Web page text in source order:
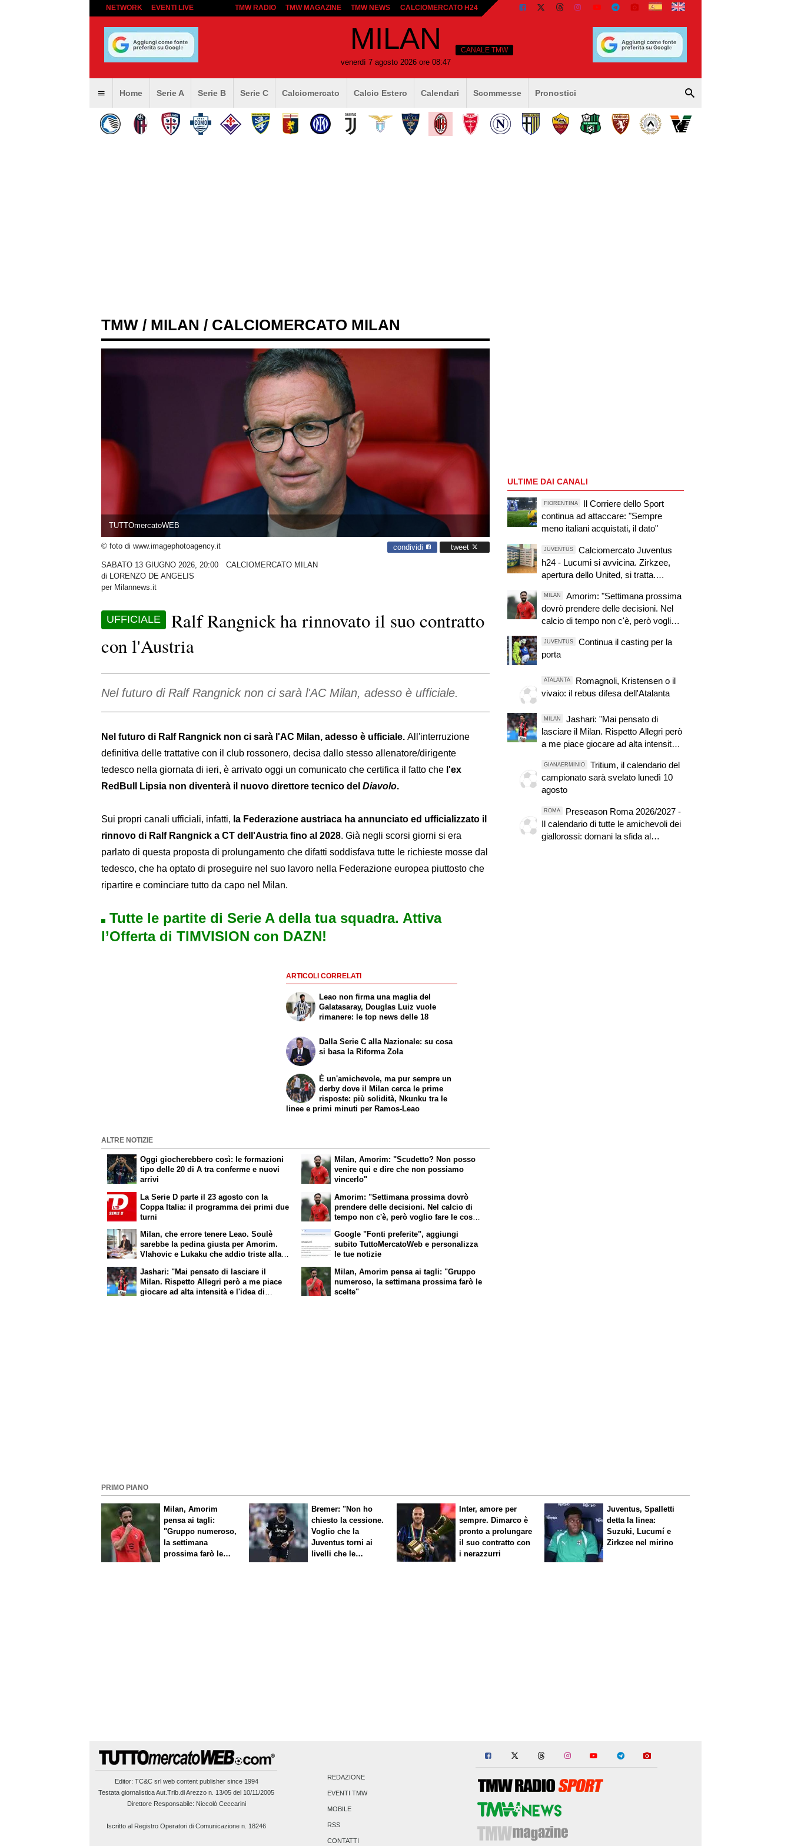
NETWORK EVENTI LIVE TMW RADIO TMW MAGAZINE TMW NEWS CALCIOMERCATO H24
MILAN
venerdì 7 agosto 2026 ore 08:47
CANALE TMW
Home Serie A Serie B Serie C Calciomercato Calcio Estero Calendari Scommesse Pronostici
TMW / MILAN / CALCIOMERCATO MILAN
TUTTOmercatoWEB
© foto di www.imagephotoagency.it condividi tweet
SABATO 13 GIUGNO 2026, 20:00
CALCIOMERCATO MILAN
di LORENZO DE ANGELIS
per Milannews.it
UFFICIALE
Ralf Rangnick ha rinnovato il suo contratto
con l'Austria
Nel futuro di Ralf Rangnick non ci sarà l'AC Milan, adesso è ufficiale.
Nel futuro di Ralf Rangnick non ci sarà l'AC Milan, adesso è ufficiale. All'interruzione
definitiva delle trattative con il club rossonero, decisa dallo stesso allenatore/dirigente
tedesco nella giornata di ieri, è arrivato oggi un comunicato che certifica il fatto che l'ex
RedBull Lipsia non diventerà il nuovo direttore tecnico del Diavolo.
Sui propri canali ufficiali, infatti, la Federazione austriaca ha annunciato ed ufficializzato il
rinnovo di Ralf Rangnick a CT dell'Austria fino al 2028. Già negli scorsi giorni si era
parlato di questa proposta di prolungamento che difatti soddisfava tutte le richieste mosse dal
tedesco, che ha optato di proseguire nel suo lavoro nella Federazione europea piuttosto che
ripartire e cominciare tutto da capo nel Milan.
Tutte le partite di Serie A della tua squadra. Attiva
l’Offerta di TIMVISION con DAZN!
ARTICOLI CORRELATI
Leao non firma una maglia del
Galatasaray, Douglas Luiz vuole
rimanere: le top news delle 18
Dalla Serie C alla Nazionale: su cosa
si basa la Riforma Zola
È un'amichevole, ma pur sempre un
derby dove il Milan cerca le prime
risposte: più solidità, Nkunku tra le
linee e primi minuti per Ramos-Leao
ALTRE NOTIZIE
Oggi giocherebbero così: le formazioni
tipo delle 20 di A tra conferme e nuovi
arrivi
La Serie D parte il 23 agosto con la
Coppa Italia: il programma dei primi due
turni
Milan, Amorim: "Scudetto? Non posso
venire qui e dire che non possiamo
vincerlo"
Amorim: "Settimana prossima dovrò
prendere delle decisioni. Nel calcio di
tempo non c'è, però voglio fare le cose
Milan, che errore tenere Leao. Soulè
sarebbe la pedina giusta per Amorim.
Vlahovic e Lukaku che addio triste alla
dell’Inter. Cosa chiedo a Zola
Jashari: "Mai pensato di lasciare il
Milan. Rispetto Allegri però a me piace
giocare ad alta intensità e l'idea di
Google "Fonti preferite", aggiungi
subito TuttoMercatoWeb e personalizza
le tue notizie
Milan, Amorim pensa ai tagli: "Gruppo
numeroso, la settimana prossima farò le
scelte"
ULTIME DAI CANALI
FIORENTINA
Il Corriere dello Sport
continua ad attaccare: "Sempre
meno italiani acquistati, il dato"
JUVENTUS
Calciomercato Juventus
h24 - Lucumi si avvicina. Zirkzee,
apertura dello United, si tratta.
MILAN
Amorim: "Settimana prossima
dovrò prendere delle decisioni. Nel
calcio di tempo non c'è, però voglio
giusto"
JUVENTUS
Continua il casting per la
porta
ATALANTA
Romagnoli, Kristensen o il
vivaio: il rebus difesa dell'Atalanta
MILAN
Jashari: "Mai pensato di
lasciare il Milan. Rispetto Allegri però
a me piace giocare ad alta intensità e
sensazioni"
GIANAERMINIO
Tritium, il calendario del
campionato sarà svelato lunedì 10
agosto
ROMA
Preseason Roma 2026/2027 -
Il calendario di tutte le amichevoli dei
giallorossi: domani la sfida al
PRIMO PIANO
Milan, Amorim
pensa ai tagli:
"Gruppo numeroso,
la settimana
prossima farò le
Bremer: "Non ho
chiesto la cessione.
Voglio che la
Juventus torni ai
livelli che le
Inter, amore per
sempre. Dimarco è
pronto a prolungare
il suo contratto con
i nerazzurri
Juventus, Spalletti
detta la linea:
Suzuki, Lucumí e
Zirkzee nel mirino
Editor: TC&C srlweb content publisher since 1994
Testata giornalistica Aut.Trib.di Arezzo n. 13/05 del 10/11/2005
Direttore Responsabile: Niccolò Ceccarini
Iscritto al Registro Operatori di Comunicazione n. 18246
REDAZIONE
EVENTI TMW
MOBILE
RSS
CONTATTI